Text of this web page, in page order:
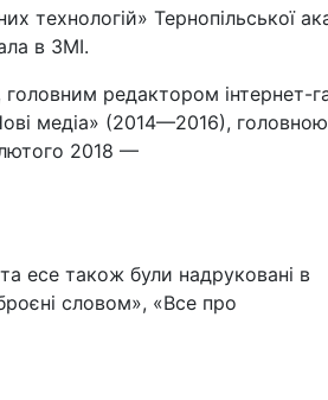
технологій» Тернопільської
в ЗМІ.
редактором інтернет-
медіа» (2014—2016), головною
лютого 2018 —
есе також були надруковані в
словом», «Все про